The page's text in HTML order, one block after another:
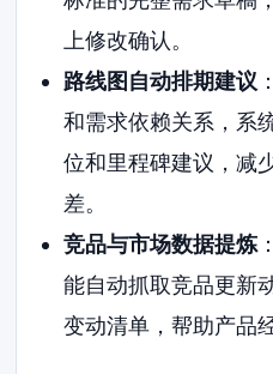
上修改确认。
路线图自动排期建议
和需求依赖关系，系
位和里程碑建议，减
差。
竞品与市场数据提炼
能自动抓取竞品更新
变动清单，帮助产品